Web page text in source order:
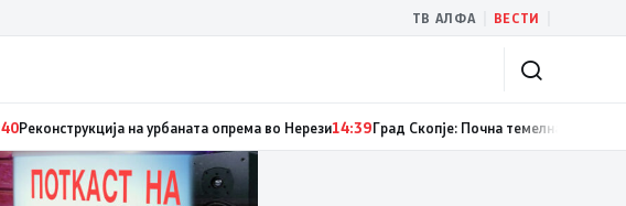
ТВ АЛФА ВЕСТИ
МЗ: Нови седум случаи на инфекција со вирусот Западен Нил, сите од Скопје14:40